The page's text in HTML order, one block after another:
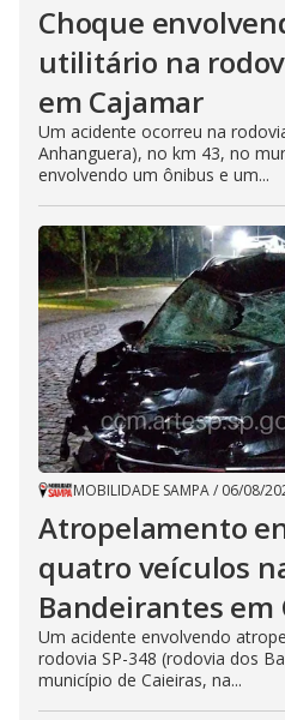
Choque
utilitário na
em Cajamar
Um acidente ocorreu na
Anhanguera), no km 43, no
envolvendo um ônibus e um...
MOBILIDADE SAMPA/ 06/08/
Atropelamento
quatro veículos
Bandeirantes em
Um acidente envolvendo
rodovia SP-348 (rodovia dos
município de Caieiras, na...